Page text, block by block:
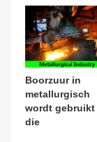
Boorzuur in
metallurgisch
wordt gebruikt
die